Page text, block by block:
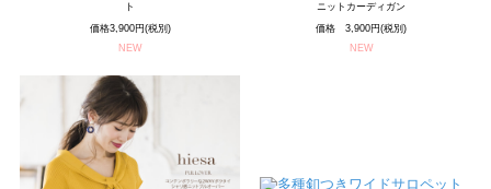
ト
価格3,900円(税別)
NEW
ニットカーディガン
価格 3,900円(税別)
NEW